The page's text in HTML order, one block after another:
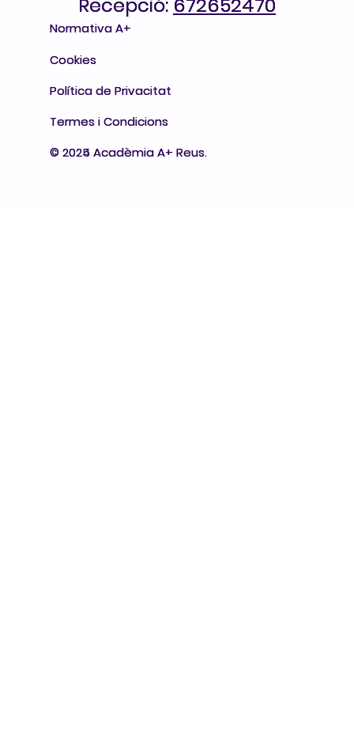
Cookies
Normativa A+
Política de Privacitat
Termes i Condicions
© 2024 Acadèmia A+ Reus.
Cookies
Normativa A+
Política de Privacitat
Termes i Condicions
© 2025 Acadèmia A+ Reus.